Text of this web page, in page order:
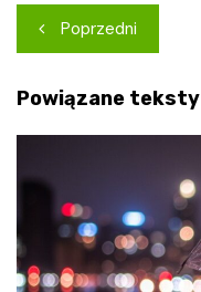
Nawigacja
wpisu
Poprzedni
Powiązane teksty